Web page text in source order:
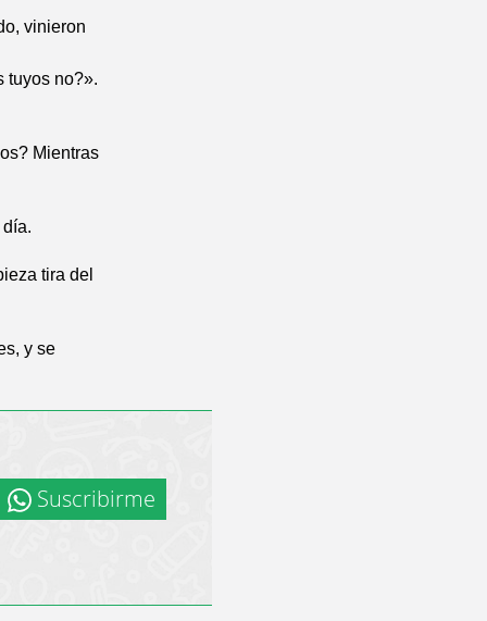
vinieron
tuyos no?».
Mientras
tira del
y se
Suscribirme